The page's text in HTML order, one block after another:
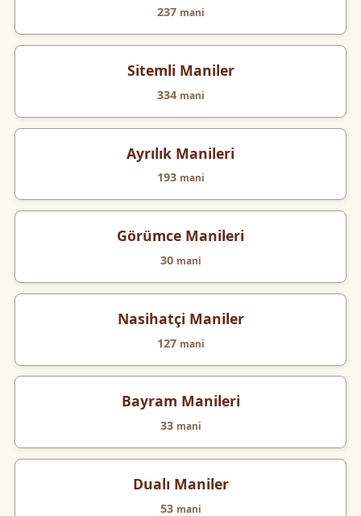
237 mani
Sitemli Maniler
334 mani
Ayrılık Manileri
193 mani
Görümce Manileri
30 mani
Nasihatçi Maniler
127 mani
Bayram Manileri
33 mani
Dualı Maniler
53 mani